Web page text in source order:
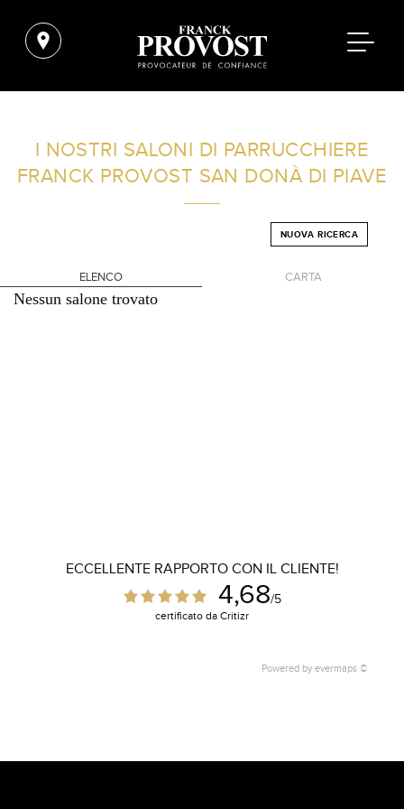
FILTRI AVANZATI
I NOSTRI SALONI DI PARRUCCHIERE
FRANCK PROVOST SAN DONÀ DI PIAVE
NUOVA RICERCA
ELENCO CARTA
Nessun salone trovato
ECCELLENTE RAPPORTO CON IL CLIENTE!
4,68/5
certificato da Critizr
Powered by evermaps ©